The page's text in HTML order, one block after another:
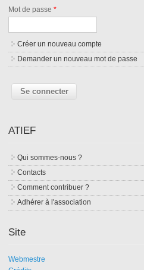
Mot de passe*
Créer un nouveau compte
Demander un nouveau mot de passe
ATIEF
Qui sommes-nous ?
Contacts
Comment contribuer ?
Adhérer à l'association
Site
Webmestre